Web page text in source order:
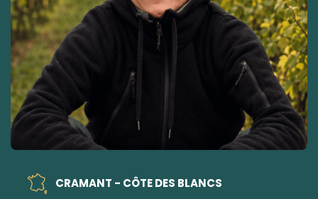
CRAMANT - CÔTE DES BLANCS